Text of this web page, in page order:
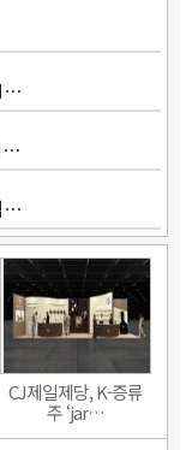
…
…
CJ제일제당, K-증류
주 ‘jar…